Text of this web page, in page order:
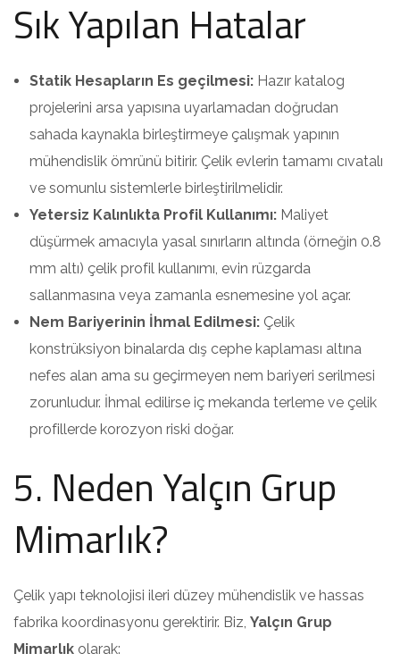
Sık Yapılan Hatalar
Statik Hesapların Es geçilmesi: Hazır katalog
projelerini arsa yapısına uyarlamadan doğrudan
sahada kaynakla birleştirmeye çalışmak yapının
mühendislik ömrünü bitirir. Çelik evlerin tamamı cıvatalı
ve somunlu sistemlerle birleştirilmelidir.
Yetersiz Kalınlıkta Profil Kullanımı: Maliyet
düşürmek amacıyla yasal sınırların altında (örneğin 0.8
mm altı) çelik profil kullanımı, evin rüzgarda
sallanmasına veya zamanla esnemesine yol açar.
Nem Bariyerinin İhmal Edilmesi: Çelik
konstrüksiyon binalarda dış cephe kaplaması altına
nefes alan ama su geçirmeyen nem bariyeri serilmesi
zorunludur. İhmal edilirse iç mekanda terleme ve çelik
profillerde korozyon riski doğar.
5. Neden Yalçın Grup
Mimarlık?
Çelik yapı teknolojisi ileri düzey mühendislik ve hassas
fabrika koordinasyonu gerektirir. Biz, Yalçın Grup
Mimarlık olarak: